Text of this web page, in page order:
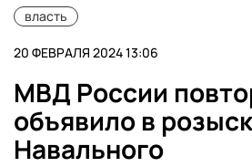
власть
20 ФЕВРАЛЯ 2024 13:06
МВД России
объявило в
Навального